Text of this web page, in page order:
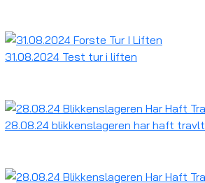
31.08.2024 Test tur i liften
28.08.24 blikkenslageren har haft travlt